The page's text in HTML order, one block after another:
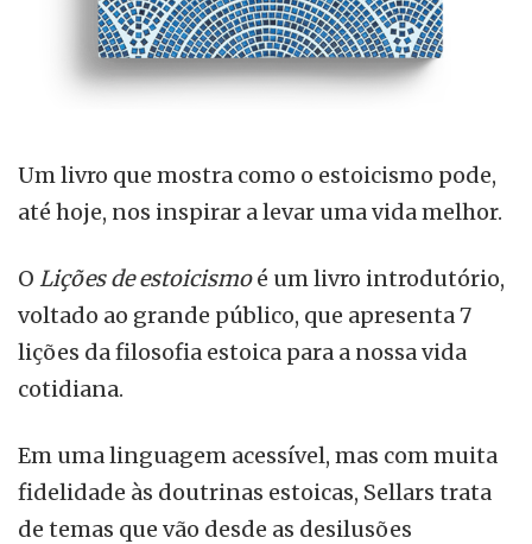
Um livro que mostra como o estoicismo pode,
até hoje, nos inspirar a levar uma vida melhor.
O Lições de estoicismoé um livro introdutório,
voltado ao grande público, que apresenta 7
lições da filosofia estoica para a nossa vida
cotidiana.
Em uma linguagem acessível, mas com muita
fidelidade às doutrinas estoicas, Sellars trata
de temas que vão desde as desilusões